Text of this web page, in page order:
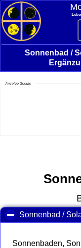
Sonnenbad /
Anzeige Google
Sonnenbad /
Sonnenbaden,